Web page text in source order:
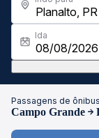
Ida
Passagens de ônibus
Campo Grande